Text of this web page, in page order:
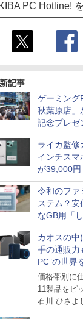
PC Hotline!
記事
ゲーミング
秋葉原店」
記念プレゼ
ザーが押し
ライカ監修
インチスマ
が39,000
令和のファ
ステム？
なGB用「
システム」
カオスの中
手の通販力
PC”の世界
価格帯別に
11製品をピ
石川 ひさよ